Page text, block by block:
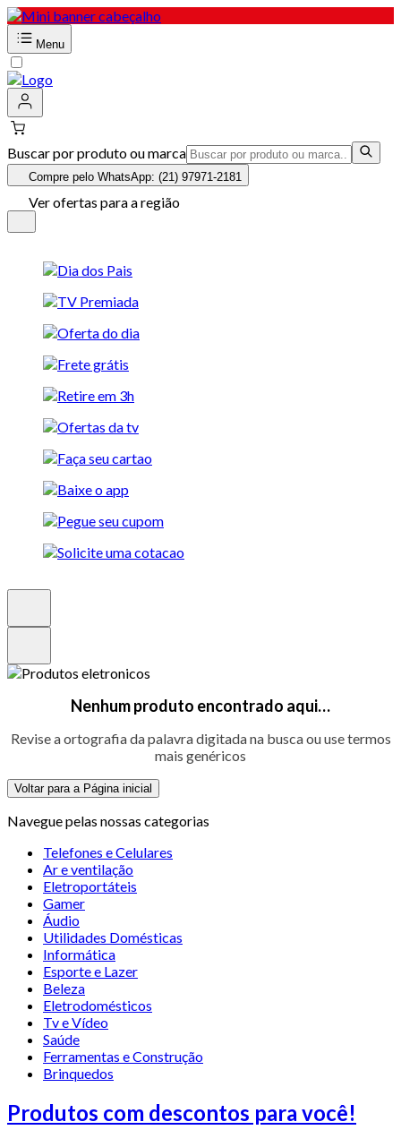
Menu
Buscar por produto ou marca
Compre pelo WhatsApp: (21) 97971-2181
Ver ofertas para a região
Nenhum produto encontrado aqui…
Revise a ortografia da palavra digitada na busca ou use termos
mais genéricos
Voltar para a Página inicial
Navegue pelas nossas categorias
Telefones e Celulares
Ar e ventilação
Eletroportáteis
Gamer
Áudio
Utilidades Domésticas
Informática
Esporte e Lazer
Beleza
Eletrodomésticos
Tv e Vídeo
Saúde
Ferramentas e Construção
Brinquedos
Produtos com descontos para você!